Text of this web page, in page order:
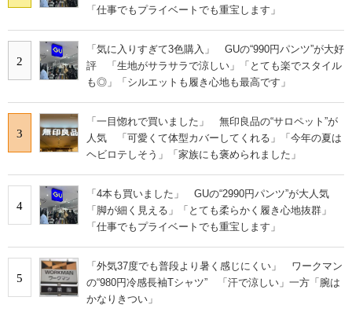
「仕事でもプライベートでも重宝します」
2
「気に入りすぎて3色購入」 GUの“990円パンツ”が大好
評 「生地がサラサラで涼しい」「とても楽でスタイル
も◎」「シルエットも履き心地も最高です」
3
「一目惚れで買いました」 無印良品の“サロペット”が
人気 「可愛くて体型カバーしてくれる」「今年の夏は
ヘビロテしそう」「家族にも褒められました」
4
「4本も買いました」 GUの“2990円パンツ”が大人気
「脚が細く見える」「とても柔らかく履き心地抜群」
「仕事でもプライベートでも重宝します」
5
「外気37度でも普段より暑く感じにくい」 ワークマン
の“980円冷感長袖Tシャツ” 「汗で涼しい」一方「腕は
かなりきつい」